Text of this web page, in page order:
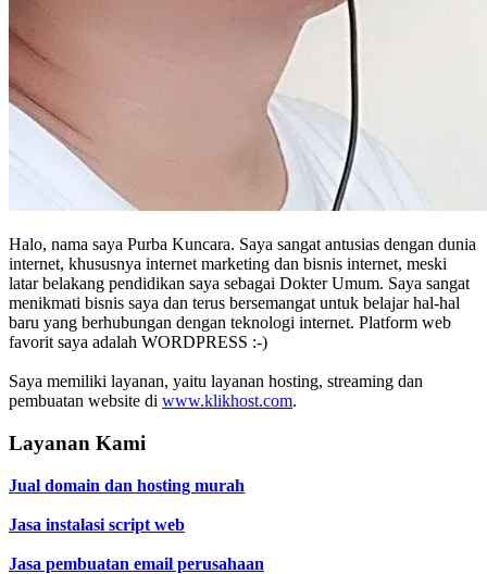
Halo, nama saya Purba Kuncara. Saya sangat antusias dengan dunia
internet, khususnya internet marketing dan bisnis internet, meski
latar belakang pendidikan saya sebagai Dokter Umum. Saya sangat
menikmati bisnis saya dan terus bersemangat untuk belajar hal-hal
baru yang berhubungan dengan teknologi internet. Platform web
favorit saya adalah WORDPRESS :-)
Saya memiliki layanan, yaitu layanan hosting, streaming dan
pembuatan website di www.klikhost.com.
Layanan Kami
Jual domain dan hosting murah
Jasa instalasi script web
Jasa pembuatan email perusahaan